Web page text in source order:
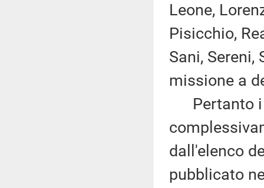
Leone,
Pisicchio,
Sani, Sereni,
missione a
Pertanto i
dall'elenco
pubblicato